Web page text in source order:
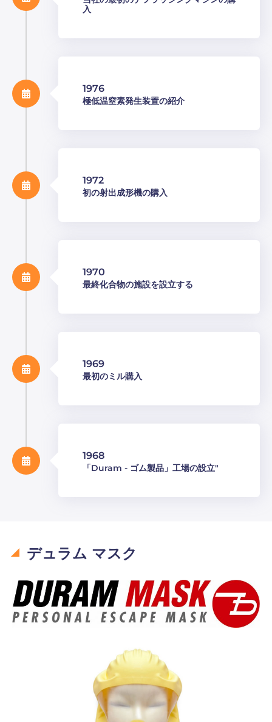
入
1976
極低温窒素発生装置の紹介
1972
初の射出成形機の購入
1970
最終化合物の施設を設立する
1969
最初のミル購入
1968
「Duram - ゴム製品」工場の設立"
デュラム マスク